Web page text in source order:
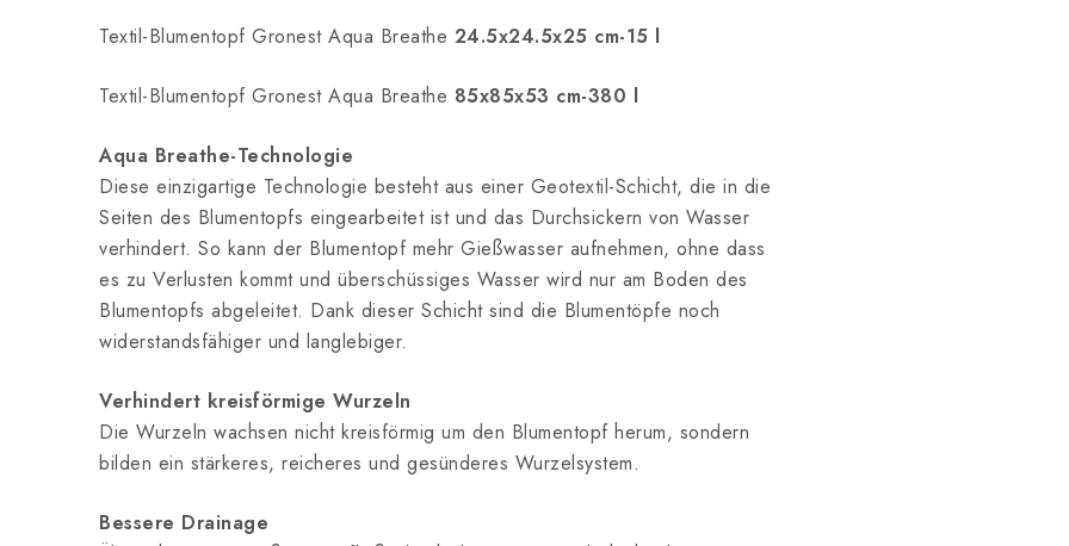
Textil-Blumentopf Gronest Aqua Breathe 24.5x24.5x25 cm-15 l
Textil-Blumentopf Gronest Aqua Breathe 85x85x53 cm-380 l
Aqua Breathe-Technologie
Diese einzigartige Technologie besteht aus einer Geotextil-Schicht, die in die
Seiten des Blumentopfs eingearbeitet ist und das Durchsickern von Wasser
verhindert. So kann der Blumentopf mehr Gießwasser aufnehmen, ohne dass
es zu Verlusten kommt und überschüssiges Wasser wird nur am Boden des
Blumentopfs abgeleitet. Dank dieser Schicht sind die Blumentöpfe noch
widerstandsfähiger und langlebiger.
Verhindert kreisförmige Wurzeln
Die Wurzeln wachsen nicht kreisförmig um den Blumentopf herum, sondern
bilden ein stärkeres, reicheres und gesünderes Wurzelsystem.
Bessere Drainage